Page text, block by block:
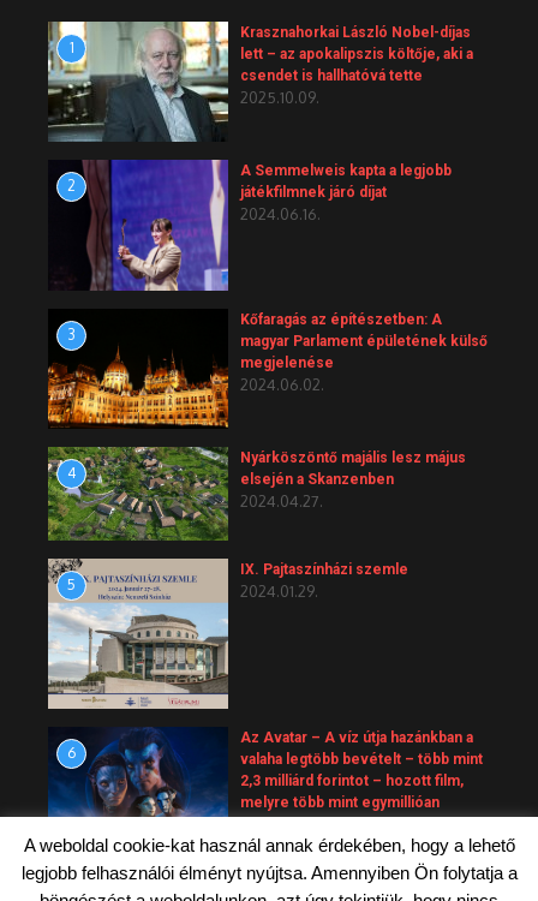
1
Krasznahorkai László Nobel-díjas
lett – az apokalipszis költője, aki a
csendet is hallhatóvá tette
2025.10.09.
2
A Semmelweis kapta a legjobb
játékfilmnek járó díjat
2024.06.16.
3
Kőfaragás az építészetben: A
magyar Parlament épületének külső
megjelenése
2024.06.02.
4
Nyárköszöntő majális lesz május
elsején a Skanzenben
2024.04.27.
5
IX. Pajtaszínházi szemle
2024.01.29.
6
Az Avatar – A víz útja hazánkban a
valaha legtöbb bevételt – több mint
2,3 milliárd forintot – hozott film,
melyre több mint egymillióan
2023.10.01.
A weboldal cookie-kat használ annak érdekében, hogy a lehető
legjobb felhasználói élményt nyújtsa. Amennyiben Ön folytatja a